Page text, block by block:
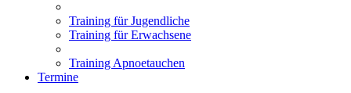
Training für Jugendliche
Training für Erwachsene
Training Apnoetauchen
Termine